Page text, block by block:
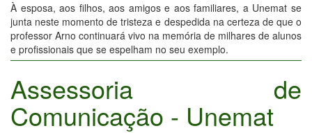
À esposa, aos filhos, aos amigos e aos familiares, a Unemat se
junta neste momento de tristeza e despedida na certeza de que o
professor Arno continuará vivo na memória de milhares de alunos
e profissionais que se espelham no seu exemplo.
Assessoria de
Comunicação - Unemat